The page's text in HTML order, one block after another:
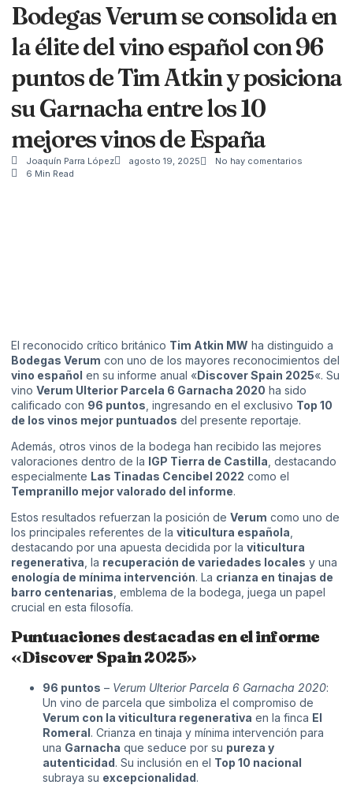
Bodegas Verum se consolida en
la élite del vino español con 96
puntos de Tim Atkin y posiciona
su Garnacha entre los 10
mejores vinos de España
Joaquín Parra López agosto 19, 2025
No hay comentarios
6 Min Read
El reconocido crítico británico Tim Atkin MW ha distinguido a
Bodegas Verum con uno de los mayores reconocimientos del
vino español en su informe anual «Discover Spain 2025«. Su
vino Verum Ulterior Parcela 6 Garnacha 2020 ha sido
calificado con 96 puntos , ingresando en el exclusivo Top 10
de los vinos mejor puntuados del presente reportaje.
Además, otros vinos de la bodega han recibido las mejores
valoraciones dentro de la IGP Tierra de Castilla , destacando
especialmente Las Tinadas Cencibel 2022 como el
Tempranillo mejor valorado del informe.
Estos resultados refuerzan la posición de Verum como uno de
los principales referentes de la viticultura española,
destacando por una apuesta decidida por la viticultura
regenerativa, la recuperación de variedades locales y una
enología de mínima intervención. La crianza en tinajas de
barro centenarias, emblema de la bodega, juega un papel
crucial en esta filosofía.
Puntuaciones destacadas en el informe
«Discover Spain 2025»
96 puntos – Verum Ulterior Parcela 6 Garnacha 2020:
Un vino de parcela que simboliza el compromiso de
Verum con la viticultura regenerativa en la finca El
Romeral. Crianza en tinaja y mínima intervención para
una Garnacha que seduce por su pureza y
autenticidad. Su inclusión en el Top 10 nacional
subraya su excepcionalidad.